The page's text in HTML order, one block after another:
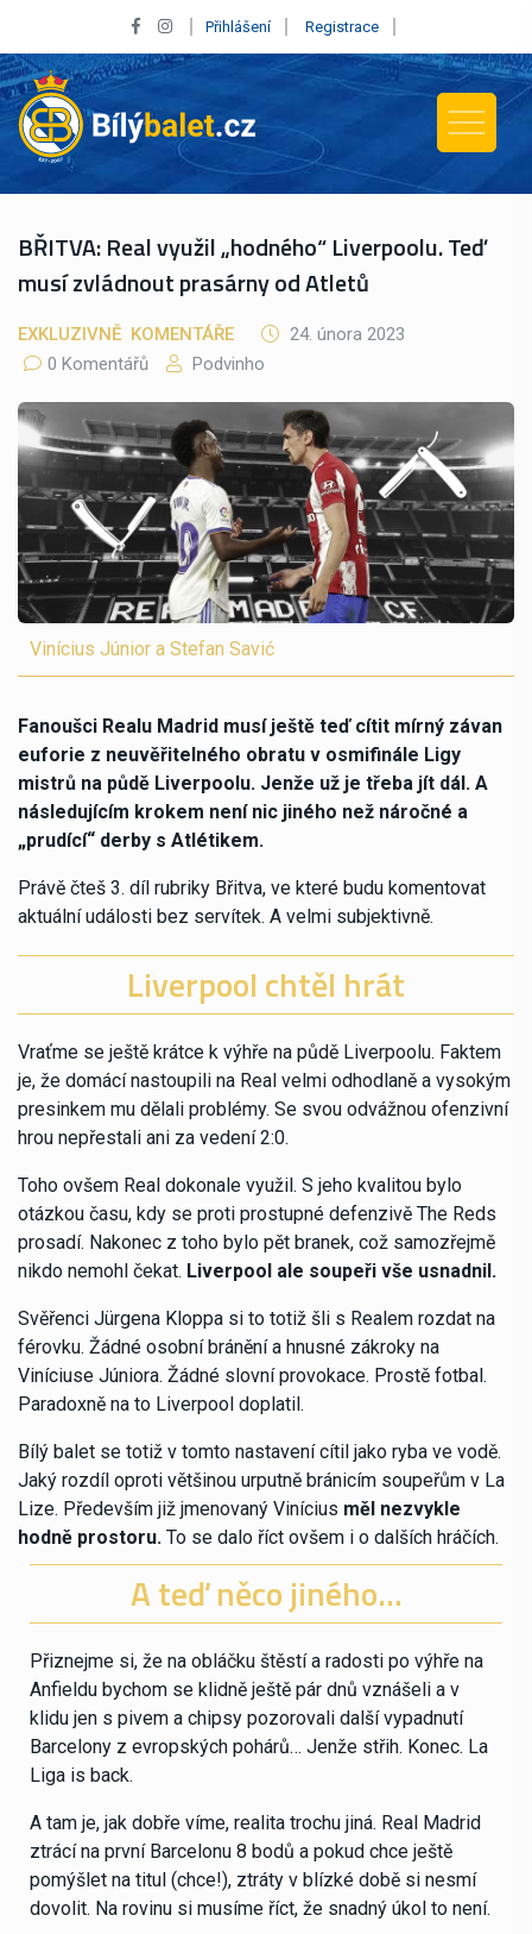
Přihlášení Registrace
BŘITVA: Real využil „hodného“ Liverpoolu. Teď
musí zvládnout prasárny od Atletů
EXKLUZIVNĚ KOMENTÁŘE
24. února 2023
0 Komentářů
Podvinho
Vinícius Júnior a Stefan Savić
Fanoušci Realu Madrid musí ještě teď cítit mírný závan
euforie z neuvěřitelného obratu v osmifinále Ligy
mistrů na půdě Liverpoolu. Jenže už je třeba jít dál. A
následujícím krokem není nic jiného než náročné a
„prudící“ derby s Atlétikem.
Právě čteš 3. díl rubriky Břitva, ve které budu komentovat
aktuální události bez servítek. A velmi subjektivně.
Liverpool chtěl hrát
Vraťme se ještě krátce k výhře na půdě Liverpoolu. Faktem
je, že domácí nastoupili na Real velmi odhodlaně a vysokým
presinkem mu dělali problémy. Se svou odvážnou ofenzivní
hrou nepřestali ani za vedení 2:0.
Toho ovšem Real dokonale využil. S jeho kvalitou bylo
otázkou času, kdy se proti prostupné defenzivě The Reds
prosadí. Nakonec z toho bylo pět branek, což samozřejmě
nikdo nemohl čekat. Liverpool ale soupeři vše usnadnil.
Svěřenci Jürgena Kloppa si to totiž šli s Realem rozdat na
férovku. Žádné osobní bránění a hnusné zákroky na
Viníciuse Júniora. Žádné slovní provokace. Prostě fotbal.
Paradoxně na to Liverpool doplatil.
Bílý balet se totiž v tomto nastavení cítil jako ryba ve vodě.
Jaký rozdíl oproti většinou urputně bránicím soupeřům v La
Lize. Především již jmenovaný Vinícius měl nezvykle
hodně prostoru. To se dalo říct ovšem i o dalších hráčích.
A teď něco jiného...
Přiznejme si, že na obláčku štěstí a radosti po výhře na
Anfieldu bychom se klidně ještě pár dnů vznášeli a v
klidu jen s pivem a chipsy pozorovali další vypadnutí
Barcelony z evropských pohárů… Jenže střih. Konec. La
Liga is back.
A tam je, jak dobře víme, realita trochu jiná. Real Madrid
ztrácí na první Barcelonu 8 bodů a pokud chce ještě
pomýšlet na titul (chce!), ztráty v blízké době si nesmí
dovolit. Na rovinu si musíme říct, že snadný úkol to není.